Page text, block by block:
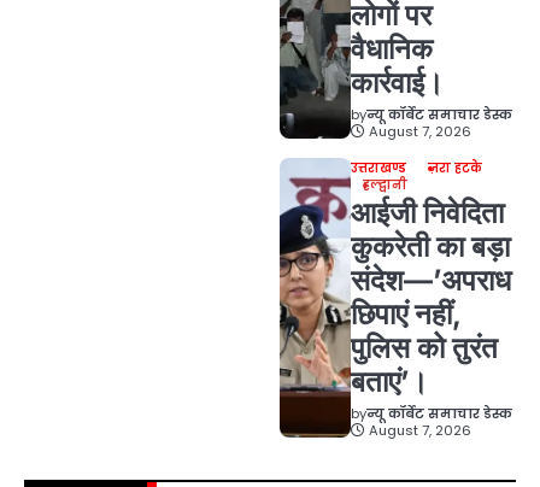
लोगों पर
वैधानिक
कार्रवाई।
byन्यू कॉर्बेट समाचार डेस्क
August 7, 2026
उत्तराखण्ड
ज़रा हटके
हल्द्वानी
आईजी निवेदिता
कुकरेती का बड़ा
संदेश—’अपराध
छिपाएं नहीं,
पुलिस को तुरंत
बताएं’।
byन्यू कॉर्बेट समाचार डेस्क
August 7, 2026